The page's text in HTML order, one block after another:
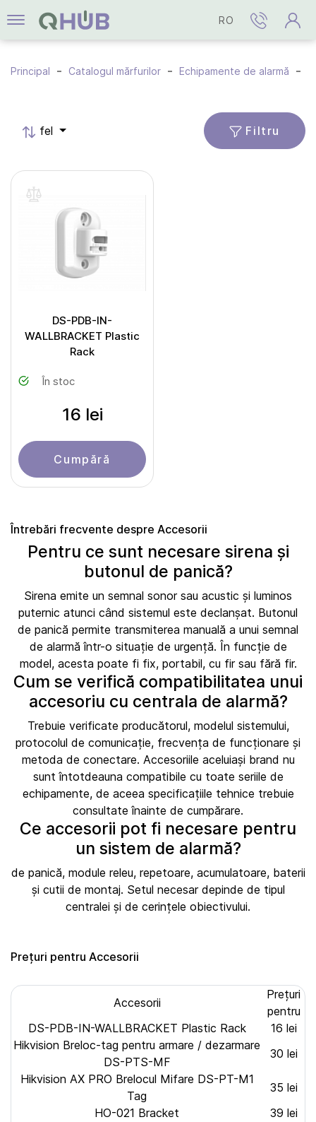
RO
Principal Catalogul mărfurilor Echipamente de alarmă
fel Filtru
DS-PDB-IN-
WALLBRACKET Plastic
Rack
În stoc
16 lei
Cumpără
Întrebări frecvente despre Accesorii
Pentru ce sunt necesare sirena și
butonul de panică?
Sirena emite un semnal sonor sau acustic și luminos
puternic atunci când sistemul este declanșat. Butonul
de panică permite transmiterea manuală a unui semnal
de alarmă într-o situație de urgență. În funcție de
model, acesta poate fi fix, portabil, cu fir sau fără fir.
Cum se verifică compatibilitatea unui
accesoriu cu centrala de alarmă?
Trebuie verificate producătorul, modelul sistemului,
protocolul de comunicație, frecvența de funcționare și
metoda de conectare. Accesoriile aceluiași brand nu
sunt întotdeauna compatibile cu toate seriile de
echipamente, de aceea specificațiile tehnice trebuie
consultate înainte de cumpărare.
Ce accesorii pot fi necesare pentru
un sistem de alarmă?
de panică, module releu, repetoare, acumulatoare, baterii
și cutii de montaj. Setul necesar depinde de tipul
centralei și de cerințele obiectivului.
Prețuri pentru Accesorii
Accesorii
Prețuri
pentru
DS-PDB-IN-WALLBRACKET Plastic Rack
16 lei
Hikvision Breloc-tag pentru armare / dezarmare
DS-PTS-MF
30 lei
Hikvision AX PRO Brelocul Mifare DS-PT-M1
Tag
35 lei
HO-021 Bracket
39 lei